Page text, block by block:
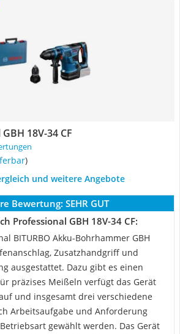
18V-34 CF
)
und weitere Angebote
Bewertung: SEHR GUT
Professional GBH 18V-34 CF:
BITURBO Akku-Bohrhammer GBH
Zusatzhandgriff und
ausgestattet. Dazu gibt es einen
präzises Meißeln verfügt das Gerät
und insgesamt drei verschiedene
Arbeitsaufgabe und Anforderung
gewählt werden. Das Gerät